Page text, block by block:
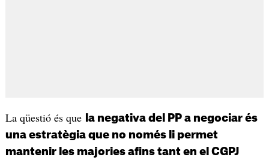
La qüestió és que
la negativa del PP a negociar és
una estratègia que no només li permet
mantenir les majories afins tant en el CGPJ